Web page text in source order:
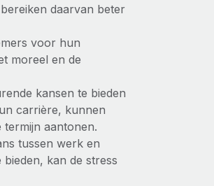
daarvan beter
voor hun
moreel en de
kansen te bieden
carrière, kunnen
aantonen.
tussen werk en
kan de stress